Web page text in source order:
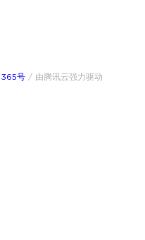
号/ 由腾讯云强力驱动